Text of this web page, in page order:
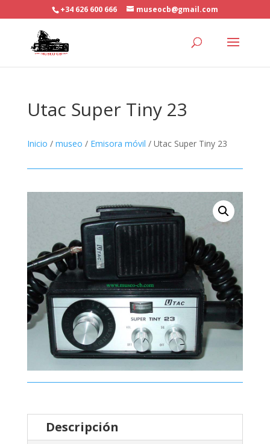
+34 626 600 666 museocb@gmail.com
Utac Super Tiny 23
Inicio / museo / Emisora móvil / Utac Super Tiny 23
Descripción